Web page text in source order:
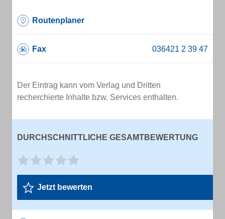
Routenplaner
Fax
Der Eintrag kann vom Verlag und Dritten
recherchierte Inhalte bzw. Services enthalten.
DURCHSCHNITTLICHE GESAMTBEWERTUNG
Jetzt bewerten